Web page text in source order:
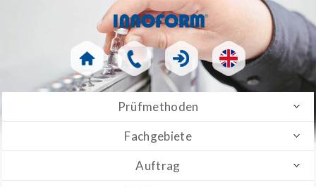
Prüfmethoden
Fachgebiete
Auftrag